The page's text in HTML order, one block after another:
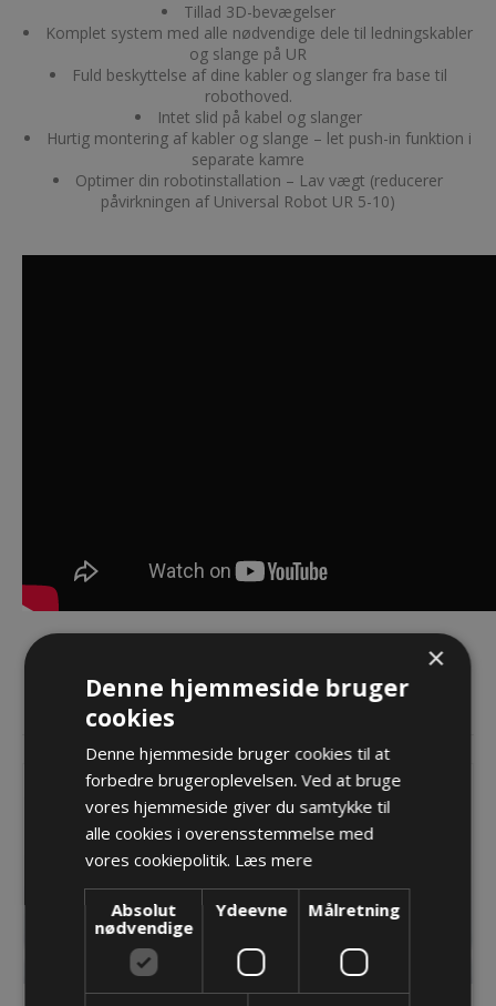
Tillad 3D-bevægelser
Komplet system med alle nødvendige dele til ledningskabler
og slange på UR
Fuld beskyttelse af dine kabler og slanger fra base til
robothoved.
Intet slid på kabel og slanger
Hurtig montering af kabler og slange – let push-in funktion i
separate kamre
Optimer din robotinstallation – Lav vægt (reducerer
påvirkningen af Universal Robot UR 5-10)
Sorter efter
×
Denne hjemmeside bruger
cookies
Denne hjemmeside bruger cookies til at
forbedre brugeroplevelsen. Ved at bruge
vores hjemmeside giver du samtykke til
alle cookies i overensstemmelse med
vores cookiepolitik. Læs mere
Absolut
nødvendige
Ydeevne Målretning